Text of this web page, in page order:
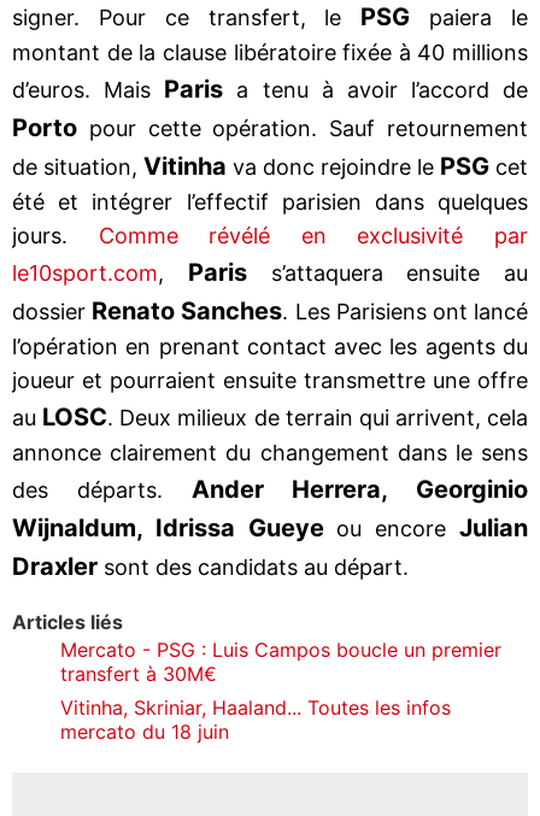
signer. Pour ce transfert, le PSG paiera le
montant de la clause libératoire fixée à 40 millions
d’euros. Mais Paris a tenu à avoir l’accord de
Porto pour cette opération. Sauf retournement
de situation, Vitinha va donc rejoindre le PSG cet
été et intégrer l’effectif parisien dans quelques
jours. Comme révélé en exclusivité par
le10sport.com, Pariss’attaquera ensuite au
dossier Renato Sanches. Les Parisiens ont lancé
l’opération en prenant contact avec les agents du
joueur et pourraient ensuite transmettre une offre
au LOSC. Deux milieux de terrain qui arrivent, cela
annonce clairement du changement dans le sens
des départs. Ander Herrera, Georginio
Wijnaldum, Idrissa Gueyeou encoreJulian
Draxler sont des candidats au départ.
Articles liés
Mercato - PSG : Luis Campos boucle un premier
transfert à 30M€
Vitinha, Skriniar, Haaland... Toutes les infos
mercato du 18 juin